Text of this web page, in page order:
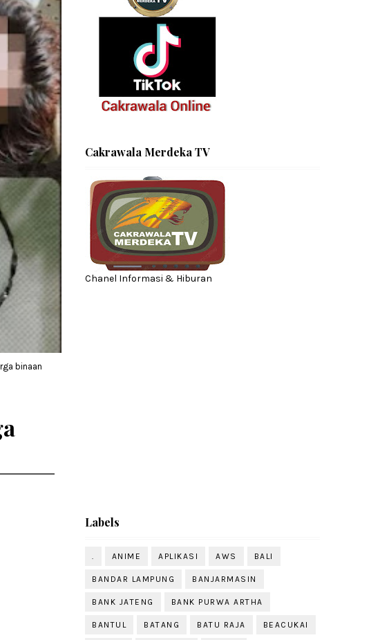
binaan
Cakrawala Merdeka TV
Chanel Informasi & Hiburan
Labels
. ANIME APLIKASI AWS BALI
BANDAR LAMPUNG BANJARMASIN
BANK JATENG BANK PURWA ARTHA
BANTUL BATANG BATU RAJA BEACUKAI